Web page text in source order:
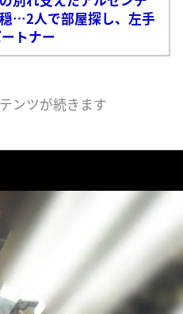
…2人で部屋探し、左手
トナー
ンツが続きます